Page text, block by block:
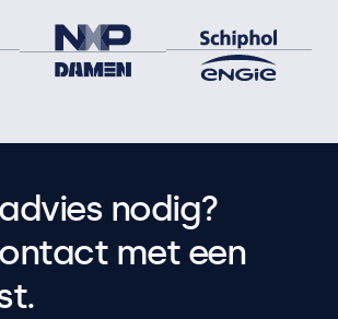
nodig?
met een